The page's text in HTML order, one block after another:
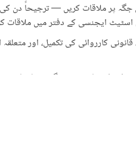
پر ملاقات کریں — ترجیحاً دن
ایجنسی کے دفتر میں ملاقات
کارروائی کی تکمیل، اور
اور اشتہار میں دی گئی معلومات
رہیں جو حقیقت سے زیادہ اچھی